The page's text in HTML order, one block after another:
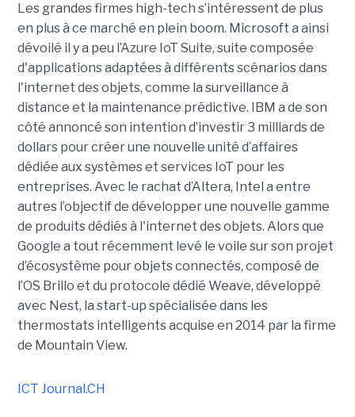
Les grandes firmes high-tech s’intéressent de plus
en plus à ce marché en plein boom. Microsoft a ainsi
dévoilé il y a peu l’Azure IoT Suite, suite composée
d'applications adaptées à différents scénarios dans
l'internet des objets, comme la surveillance à
distance et la maintenance prédictive. IBM a de son
côté annoncé son intention d’investir 3 milliards de
dollars pour créer une nouvelle unité d’affaires
dédiée aux systèmes et services IoT pour les
entreprises. Avec le rachat d’Altera, Intel a entre
autres l’objectif de développer une nouvelle gamme
de produits dédiés à l'internet des objets. Alors que
Google a tout récemment levé le voile sur son projet
d’écosystème pour objets connectés, composé de
l’OS Brillo et du protocole dédié Weave, développé
avec Nest, la start-up spécialisée dans les
thermostats intelligents acquise en 2014 par la firme
de Mountain View.
ICT Journal.CH